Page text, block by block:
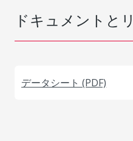
ドキュメントと
データシート (PDF)